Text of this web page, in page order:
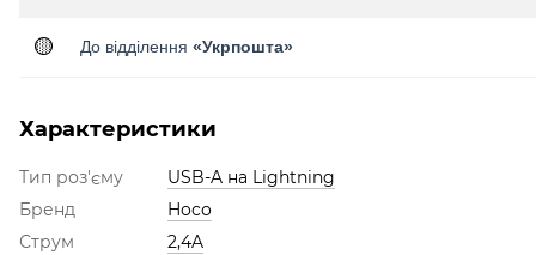
🟡 До відділення «Укрпошта»
Характеристики
Тип роз'єму
USB-A на Lightning
Бренд
Hoco
Струм
2,4A